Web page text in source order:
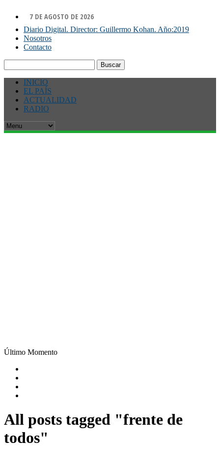
7 DE AGOSTO DE 2026
Diario Digital. Director: Guillermo Kohan. Año:2019
Nosotros
Contacto
INICIO
EL PAÍS
ACTUALIDAD
RADIO
Último Momento
All posts tagged "frente de
todos"